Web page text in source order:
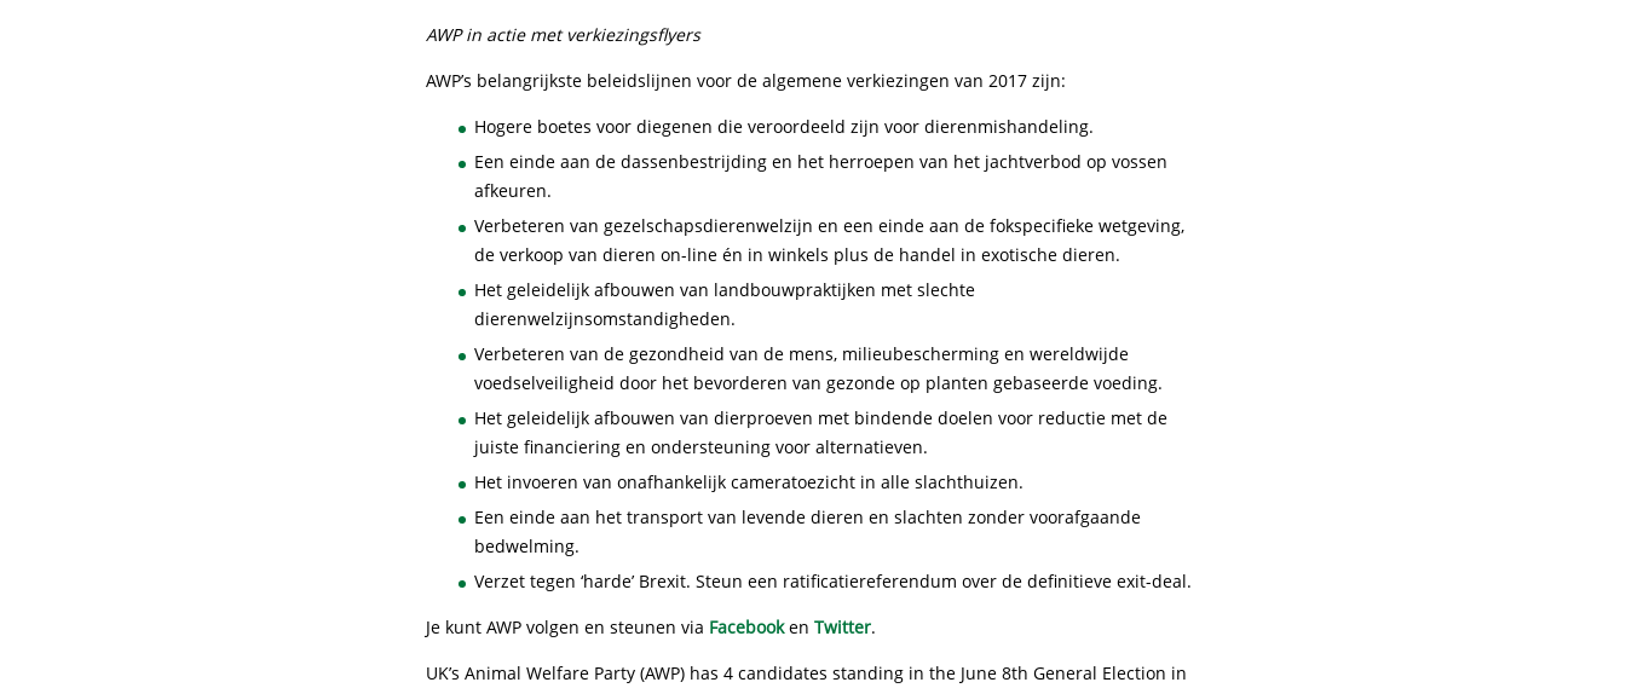
AWP in actie met verkiezingsflyers
AWP’s belangrijkste beleidslijnen voor de algemene verkiezingen van 2017 zijn:
Hogere boetes voor diegenen die veroordeeld zijn voor dierenmishandeling.
Een einde aan de dassenbestrijding en het herroepen van het jachtverbod op vossen
afkeuren.
Verbeteren van gezelschapsdierenwelzijn en een einde aan de fokspecifieke wetgeving,
de verkoop van dieren on-line én in winkels plus de handel in exotische dieren.
Het geleidelijk afbouwen van landbouwpraktijken met slechte
dierenwelzijnsomstandigheden.
Verbeteren van de gezondheid van de mens, milieubescherming en wereldwijde
voedselveiligheid door het bevorderen van gezonde op planten gebaseerde voeding.
Het geleidelijk afbouwen van dierproeven met bindende doelen voor reductie met de
juiste financiering en ondersteuning voor alternatieven.
Het invoeren van onafhankelijk cameratoezicht in alle slachthuizen.
Een einde aan het transport van levende dieren en slachten zonder voorafgaande
bedwelming.
Verzet tegen ‘harde’ Brexit. Steun een ratificatiereferendum over de definitieve exit-deal.
Je kunt AWP volgen en steunen via Facebooken Twitter.
UK’s Animal Welfare Party (AWP) has 4 candidates standing in the June 8th General Election in